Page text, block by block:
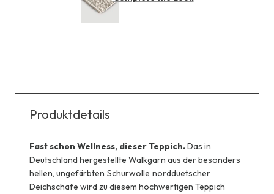
Produktdetails
Fast schon Wellness, dieser Teppich.Das in
Deutschland hergestellte Walkgarn aus der besonders
hellen, ungefärbten Schurwolle nordduetscher
Deichschafe wird zu diesem hochwertigen Teppich